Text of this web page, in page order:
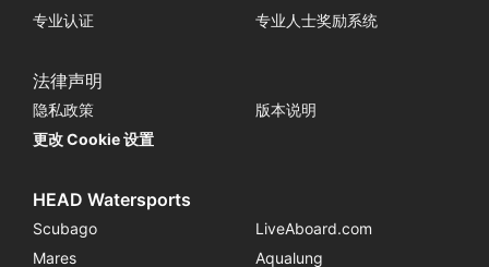
专业认证
专业人士奖励系统
法律声明
隐私政策
版本说明
更改 Cookie 设置
HEAD Watersports
Scubago
LiveAboard.com
Mares
Aqualung